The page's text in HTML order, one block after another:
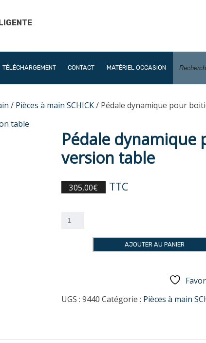
TÉLÉCHARGEMENT CONTACT MATÉRIEL OCCASION
/ Pièces à main SCHICK/ Pédale dynamique pour
Pédale dynamique
version table
305,00€ TTC
quantité
dynamique
AJOUTER AU PANIER
UGS :9440 Catégorie : Pièces à main